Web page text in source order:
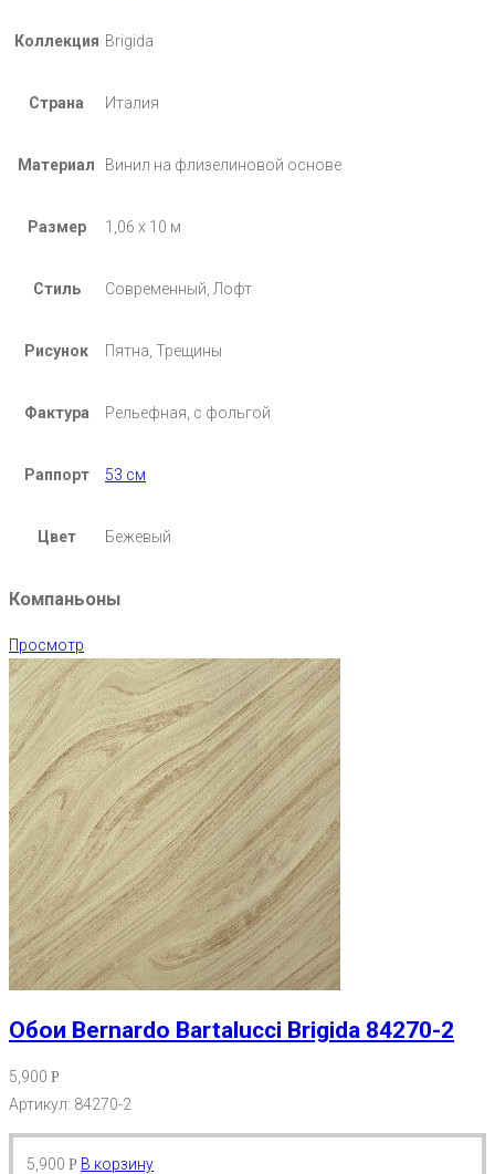
Коллекция Brigida
Страна Италия
Материал Винил на флизелиновой основе
Размер 1,06 х 10 м
Стиль Современный, Лофт
Рисунок Пятна, Трещины
Фактура Рельефная, с фольгой
Раппорт 53 см
Цвет Бежевый
Компаньоны
Просмотр
Обои Bernardo Bartalucci Brigida 84270-2
5,900 Р
Артикул: 84270-2
5,900 Р В корзину